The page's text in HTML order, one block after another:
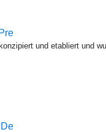
und etabliert und